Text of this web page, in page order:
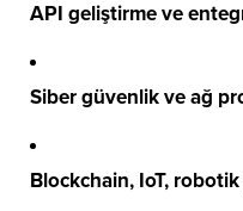
API geliştirme ve
Siber güvenlik ve ağ
Blockchain, IoT,